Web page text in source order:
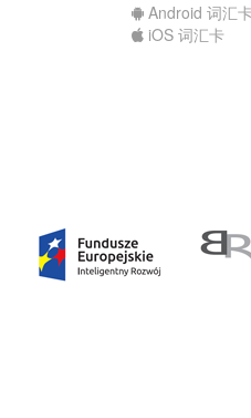
Android 词汇
iOS 词汇卡